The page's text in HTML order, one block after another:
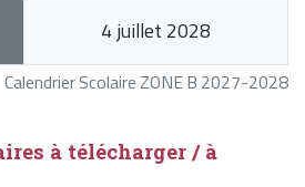
Calendrier Scolaire ZONE B 2027-2028
4 juillet 2028
à télécharger / à